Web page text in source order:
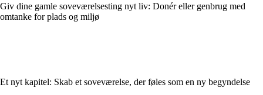
Giv dine gamle soveværelsesting nyt liv: Donér eller genbrug med
omtanke for plads og miljø
Et nyt kapitel: Skab et soveværelse, der føles som en ny begyndelse